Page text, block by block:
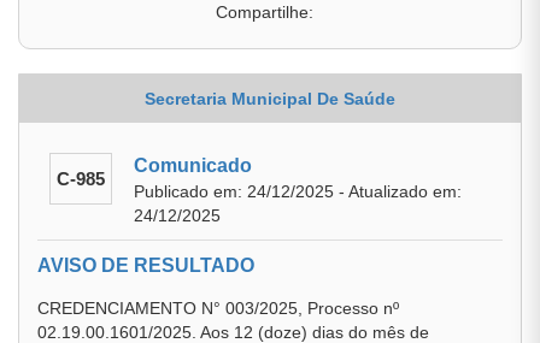
Compartilhe:
Secretaria Municipal De Saúde
C-985
Comunicado
Publicado em: 24/12/2025 - Atualizado em:
24/12/2025
AVISO DE RESULTADO
CREDENCIAMENTO N° 003/2025, Processo nº
02.19.00.1601/2025. Aos 12 (doze) dias do mês de